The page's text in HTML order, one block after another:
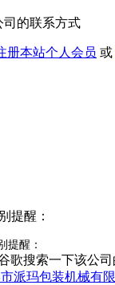
司的联系方式
册本站个人会员 或
提醒：
提醒：
歌搜索一下该公
派玛包装机械有